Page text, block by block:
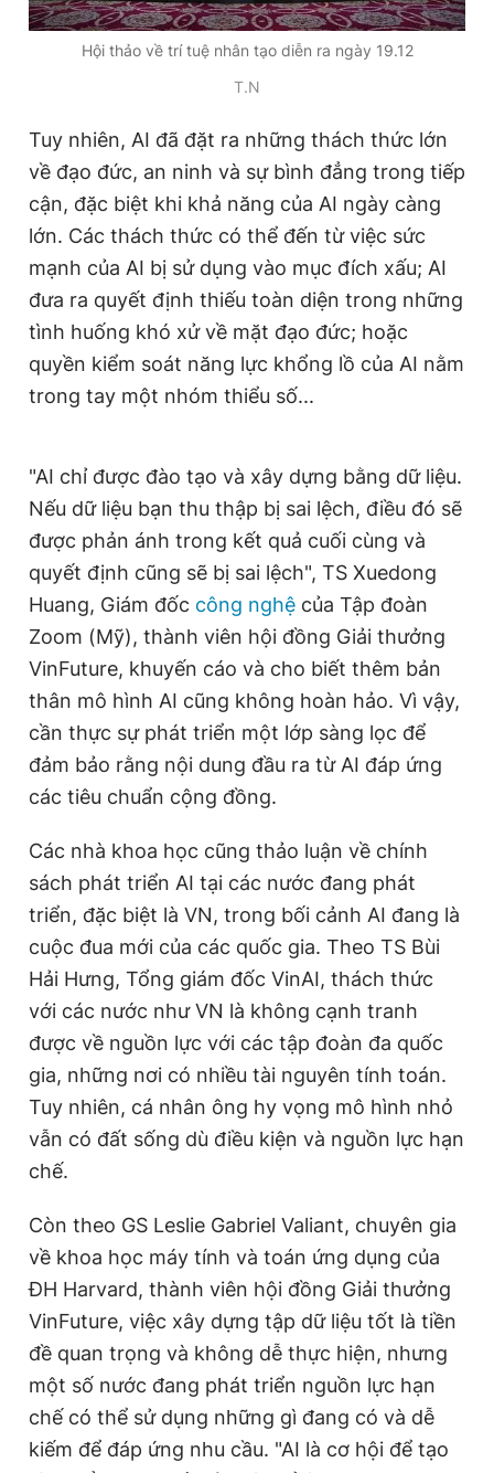
Giấy phép xuất bản số 110/GP - BTTTT cấp ngày 24.3.2020
© 2003-2026 Bản quyền thuộc về Báo Thanh Niên. Cấm sao
chép dưới mọi hình thức nếu không có sự chấp thuận bằng văn
Hội thảo về trí tuệ nhân tạo diễn ra ngày 19.12
T.N
Tuy nhiên, AI đã đặt ra những thách thức lớn
về đạo đức, an ninh và sự bình đẳng trong tiếp
cận, đặc biệt khi khả năng của AI ngày càng
lớn. Các thách thức có thể đến từ việc sức
mạnh của AI bị sử dụng vào mục đích xấu; AI
đưa ra quyết định thiếu toàn diện trong những
tình huống khó xử về mặt đạo đức; hoặc
quyền kiểm soát năng lực khổng lồ của AI nằm
trong tay một nhóm thiểu số...
"AI chỉ được đào tạo và xây dựng bằng dữ liệu.
Nếu dữ liệu bạn thu thập bị sai lệch, điều đó sẽ
được phản ánh trong kết quả cuối cùng và
quyết định cũng sẽ bị sai lệch", TS Xuedong
Huang, Giám đốc công nghệ của Tập đoàn
Zoom (Mỹ), thành viên hội đồng Giải thưởng
VinFuture, khuyến cáo và cho biết thêm bản
thân mô hình AI cũng không hoàn hảo. Vì vậy,
cần thực sự phát triển một lớp sàng lọc để
đảm bảo rằng nội dung đầu ra từ AI đáp ứng
các tiêu chuẩn cộng đồng.
Các nhà khoa học cũng thảo luận về chính
sách phát triển AI tại các nước đang phát
triển, đặc biệt là VN, trong bối cảnh AI đang là
cuộc đua mới của các quốc gia. Theo TS Bùi
Hải Hưng, Tổng giám đốc VinAI, thách thức
với các nước như VN là không cạnh tranh
được về nguồn lực với các tập đoàn đa quốc
gia, những nơi có nhiều tài nguyên tính toán.
Tuy nhiên, cá nhân ông hy vọng mô hình nhỏ
vẫn có đất sống dù điều kiện và nguồn lực hạn
chế.
Còn theo GS Leslie Gabriel Valiant, chuyên gia
về khoa học máy tính và toán ứng dụng của
ĐH Harvard, thành viên hội đồng Giải thưởng
VinFuture, việc xây dựng tập dữ liệu tốt là tiền
đề quan trọng và không dễ thực hiện, nhưng
một số nước đang phát triển nguồn lực hạn
chế có thể sử dụng những gì đang có và dễ
kiếm để đáp ứng nhu cầu. "AI là cơ hội để tạo